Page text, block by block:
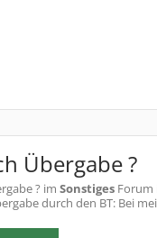
Übergabe ?
? im Sonstiges Forum
durch den BT: Bei